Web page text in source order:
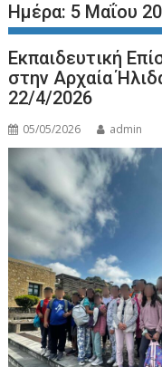
Ημέρα: 5 Μαΐου
Εκπαιδευτική
στην Αρχαία
22/4/2026
05/05/2026 admin